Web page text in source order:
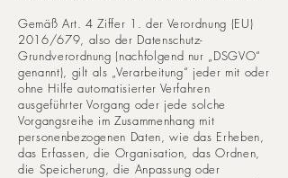
Gemäß Art. 4 Ziffer 1. der Verordnung (EU)
2016/679, also der Datenschutz-
Grundverordnung (nachfolgend nur „DSGVO“
genannt), gilt als „Verarbeitung“ jeder mit oder
ohne Hilfe automatisierter Verfahren
ausgeführter Vorgang oder jede solche
Vorgangsreihe im Zusammenhang mit
personenbezogenen Daten, wie das Erheben,
das Erfassen, die Organisation, das Ordnen,
die Speicherung, die Anpassung oder